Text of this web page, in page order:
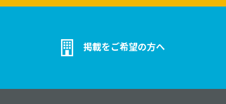
掲載をご希望の方へ